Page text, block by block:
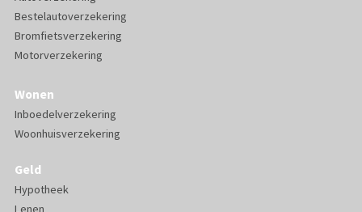
Bestelautoverzekering
Bromfietsverzekering
Motorverzekering
Wonen
Inboedelverzekering
Woonhuisverzekering
Geld
Hypotheek
Lenen